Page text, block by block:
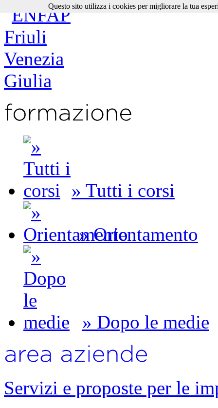
» Tutti i corsi
» Orientamento
» Dopo le medie
Servizi e proposte per le
Questo sito utilizza i cookies per migliorare la tua